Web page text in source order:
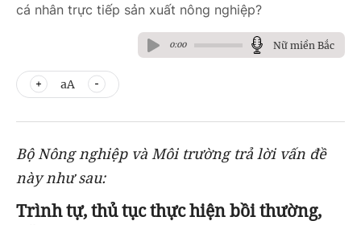
cá nhân trực tiếp sản xuất nông nghiệp?
0:00 Nữ miền Bắc
aA
Bộ Nông nghiệp và Môi trường trả lời vấn đề
này như sau:
Trình tự, thủ tục thực hiện bồi thường,